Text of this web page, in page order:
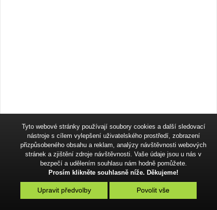
Tyto webové stránky používají soubory cookies a další sledovací
nástroje s cílem vylepšení uživatelského prostředí, zobrazení
přizpůsobeného obsahu a reklam, analýzy návštěvnosti webových
stránek a zjištění zdroje návštěvnosti. Vaše údaje jsou u nás v
bezpečí a udělením souhlasu nám hodně pomůžete.
Prosím klikněte souhlasně níže. Děkujeme!
Upravit předvolby Povolit vše